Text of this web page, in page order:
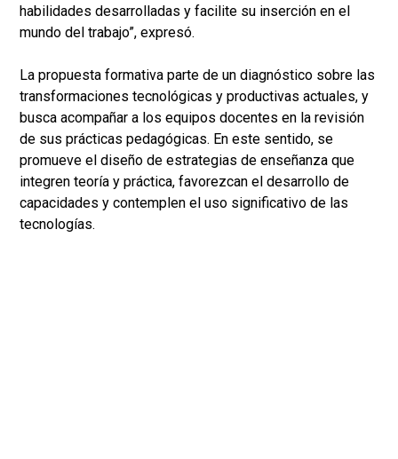
habilidades desarrolladas y facilite su inserción en el
mundo del trabajo”, expresó.
La propuesta formativa parte de un diagnóstico sobre las
transformaciones tecnológicas y productivas actuales, y
busca acompañar a los equipos docentes en la revisión
de sus prácticas pedagógicas. En este sentido, se
promueve el diseño de estrategias de enseñanza que
integren teoría y práctica, favorezcan el desarrollo de
capacidades y contemplen el uso significativo de las
tecnologías.